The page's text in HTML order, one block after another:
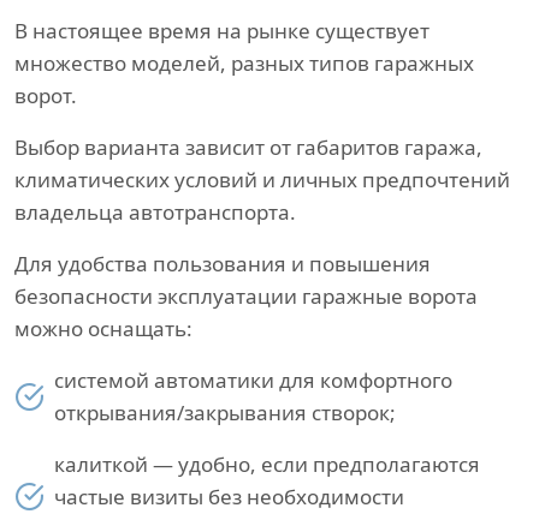
В настоящее время на рынке существует
множество моделей, разных типов гаражных
ворот.
Выбор варианта зависит от габаритов гаража,
климатических условий и личных предпочтений
владельца автотранспорта.
Для удобства пользования и повышения
безопасности эксплуатации гаражные ворота
можно оснащать:
системой автоматики для комфортного
открывания/закрывания створок;
калиткой — удобно, если предполагаются
частые визиты без необходимости